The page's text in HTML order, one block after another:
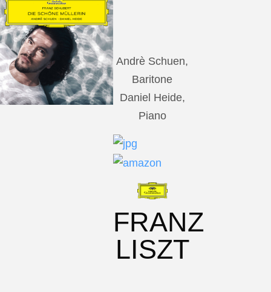
Andrè Schuen,
Baritone
Daniel Heide,
Piano
FRANZ
LISZT